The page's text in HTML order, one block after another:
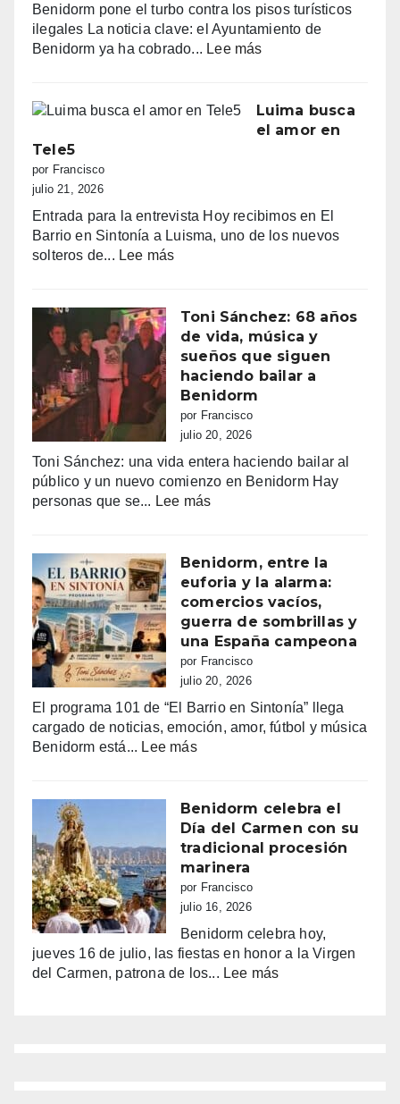
quejas
vecinales
con
zonas
Benidorm pone el turbo contra los pisos turísticos
ilegales La noticia clave: el Ayuntamiento de
Benidorm ya ha cobrado... Lee más:
la
guerra
ilegales:
primeras
de
100.000
euros
recaudados”
Luima busca
el amor en
Tele5
por Francisco
julio 21, 2026
Entrada para la entrevista Hoy recibimos en El
Barrio en Sintonía a Luisma, uno de los nuevos
solteros de... Lee más:
el
amor
en
Tele5
Toni Sánchez: 68 años
de vida, música y
sueños que siguen
haciendo bailar a
Benidorm
por Francisco
julio 20, 2026
Toni Sánchez: una vida entera haciendo bailar al
público y un nuevo comienzo en Benidorm Hay
personas que se... Lee más:
68
años
de
vida,
música
y
sueños
siguen
haciendo
Benidorm, entre la
euforia y la alarma:
comercios vacíos,
guerra de sombrillas y
una España campeona
por Francisco
julio 20, 2026
El programa 101 de “El Barrio en Sintonía” llega
cargado de noticias, emoción, amor, fútbol y música
Benidorm está... Lee más:
la
euforia
y
la
alarma:
comercios
guerra
de
sombrillas
Benidorm celebra el
Día del Carmen con su
tradicional procesión
marinera
por Francisco
julio 16, 2026
Benidorm celebra hoy,
jueves 16 de julio, las fiestas en honor a la Virgen
del Carmen, patrona de los... Lee más: